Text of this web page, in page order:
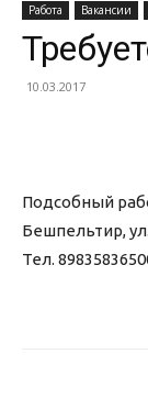
Работа Вакансии
10.03.2017
Подсобный
Бешпельтир,
Тел.